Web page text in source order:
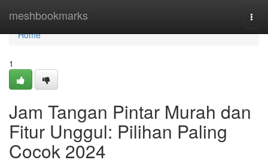
meshbookmarks
Home
Home
1
Jam Tangan Pintar Murah dan
Fitur Unggul: Pilihan Paling
Cocok 2024